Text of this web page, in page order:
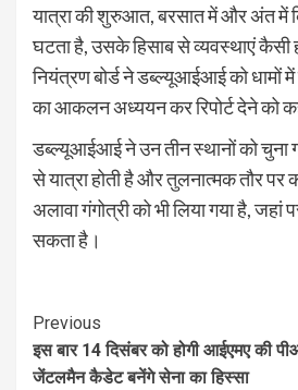
यात्रा की शुरुआत, बरसात में और अंत में
घटता है, उसके हिसाब से व्यवस्थाएं कैसी
नियंत्रण बोर्ड ने डब्ल्यूआईआई को धामों में
का आकलन अध्ययन कर रिपोर्ट देने को
डब्ल्यूआईआई ने उन तीन स्थानों को चुना
से यात्रा होती है और तुलनात्मक तौर पर
अलावा गंगोत्री को भी लिया गया है, जहां
सकता है।
Continue
Reading
Previous
इस बार 14 दिसंबर को होगी आईएमए की
जेंटलमैन कैडेट बनेंगे सेना का हिस्सा